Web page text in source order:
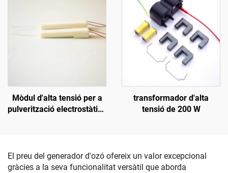
Mòdul d'alta tensió per a
pulverització electrostàtica
transformador d'alta
tensió de 200 W
El preu del generador d'ozó ofereix un valor excepcional
gràcies a la seva funcionalitat versàtil que aborda